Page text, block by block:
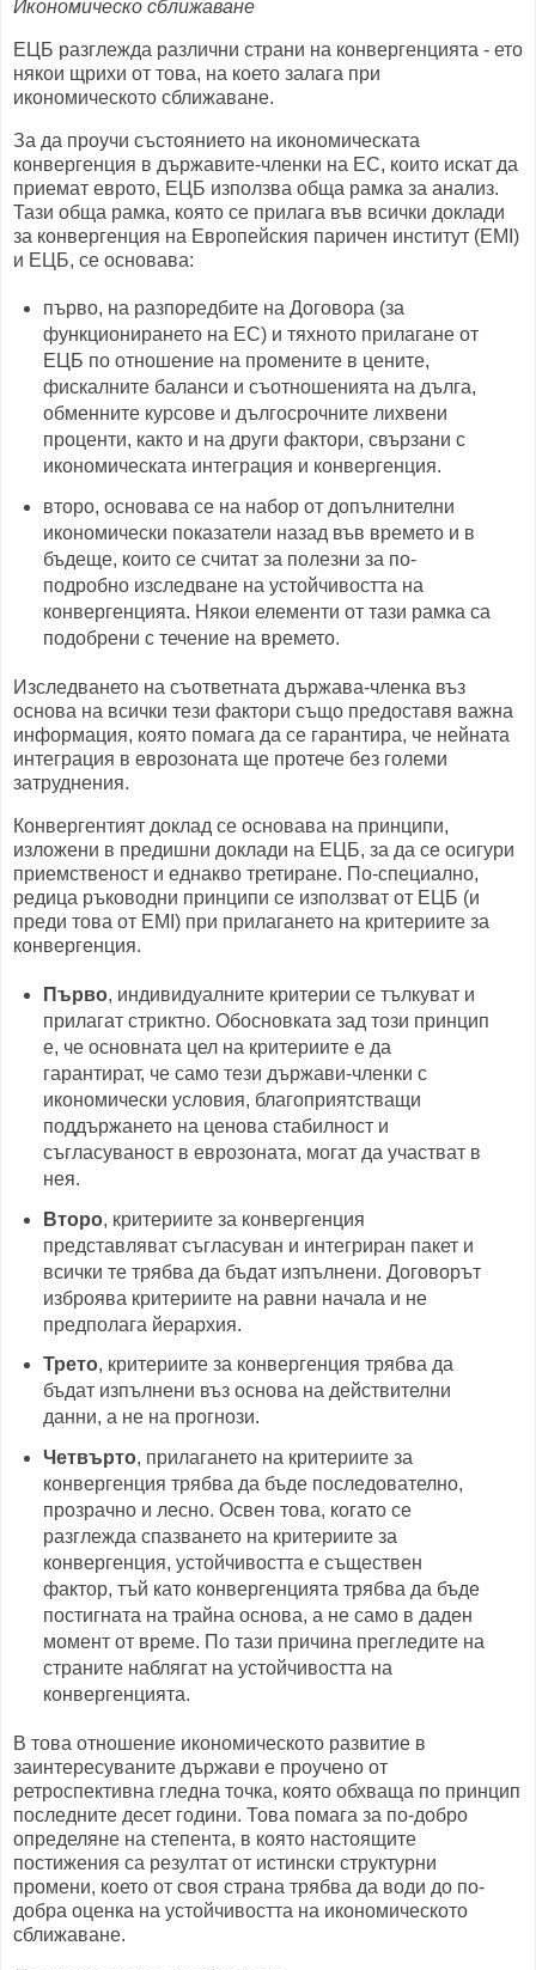
Икономическо сближаване
ЕЦБ разглежда различни страни на конвергенцията - ето
някои щрихи от това, на което залага при
икономическото сближаване.
За да проучи състоянието на икономическата
конвергенция в държавите-членки на ЕС, които искат да
приемат еврото, ЕЦБ използва обща рамка за анализ.
Тази обща рамка, която се прилага във всички доклади
за конвергенция на Европейския паричен институт (EMI)
и ЕЦБ, се основава:
първо, на разпоредбите на Договора (за
функционирането на ЕС) и тяхното прилагане от
ЕЦБ по отношение на промените в цените,
фискалните баланси и съотношенията на дълга,
обменните курсове и дългосрочните лихвени
проценти, както и на други фактори, свързани с
икономическата интеграция и конвергенция.
второ, основава се на набор от допълнителни
икономически показатели назад във времето и в
бъдеще, които се считат за полезни за по-
подробно изследване на устойчивостта на
конвергенцията. Някои елементи от тази рамка са
подобрени с течение на времето.
Изследването на съответната държава-членка въз
основа на всички тези фактори също предоставя важна
информация, която помага да се гарантира, че нейната
интеграция в еврозоната ще протече без големи
затруднения.
Конвергентият доклад се основава на принципи,
изложени в предишни доклади на ЕЦБ, за да се осигури
приемственост и еднакво третиране. По-специално,
редица ръководни принципи се използват от ЕЦБ (и
преди това от EMI) при прилагането на критериите за
конвергенция.
Първо, индивидуалните критерии се тълкуват и
прилагат стриктно. Обосновката зад този принцип
е, че основната цел на критериите е да
гарантират, че само тези държави-членки с
икономически условия, благоприятстващи
поддържането на ценова стабилност и
съгласуваност в еврозоната, могат да участват в
нея.
Второ, критериите за конвергенция
представляват съгласуван и интегриран пакет и
всички те трябва да бъдат изпълнени. Договорът
изброява критериите на равни начала и не
предполага йерархия.
Трето, критериите за конвергенция трябва да
бъдат изпълнени въз основа на действителни
данни, а не на прогнози.
Четвърто, прилагането на критериите за
конвергенция трябва да бъде последователно,
прозрачно и лесно. Освен това, когато се
разглежда спазването на критериите за
конвергенция, устойчивостта е съществен
фактор, тъй като конвергенцията трябва да бъде
постигната на трайна основа, а не само в даден
момент от време. По тази причина прегледите на
страните наблягат на устойчивостта на
конвергенцията.
В това отношение икономическото развитие в
заинтересуваните държави е проучено от
ретроспективна гледна точка, която обхваща по принцип
последните десет години. Това помага за по-добро
определяне на степента, в която настоящите
постижения са резултат от истински структурни
промени, което от своя страна трябва да води до по-
добра оценка на устойчивостта на икономическото
сближаване.